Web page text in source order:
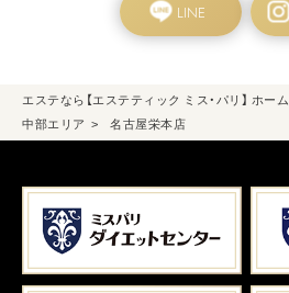
LINE
エステなら【エステティック ミス・パリ】 ホーム
中部エリア
名古屋栄本店